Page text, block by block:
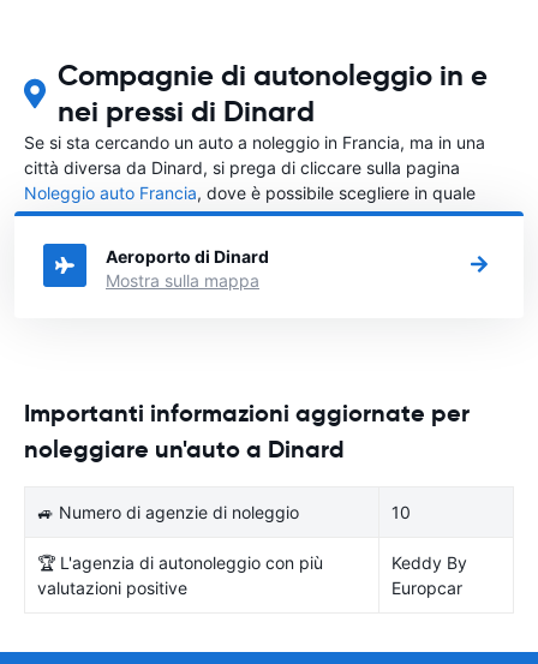
Compagnie di autonoleggio in e
nei pressi di Dinard
Se si sta cercando un auto a noleggio in Francia, ma in una
città diversa da Dinard, si prega di cliccare sulla pagina
Noleggio auto Francia, dove è possibile scegliere in quale
città in Francia si vuole noleggiare l'auto.
Aeroporto di Dinard
Mostra sulla mappa
Importanti informazioni aggiornate per
noleggiare un'auto a Dinard
🚙 Numero di agenzie di noleggio 10
🏆 L'agenzia di autonoleggio con più
valutazioni positive
Keddy By
Europcar